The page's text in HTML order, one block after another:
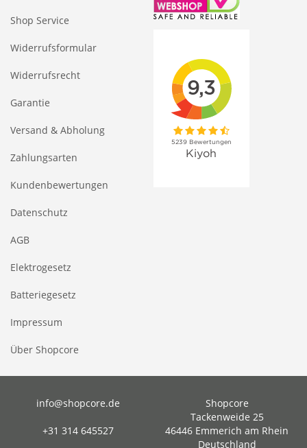
Shop Service
Widerrufsformular
Widerrufsrecht
Garantie
Versand & Abholung
Zahlungsarten
Kundenbewertungen
Datenschutz
AGB
Elektrogesetz
Batteriegesetz
Impressum
Über Shopcore
info@shopcore.de
+31 314 645527
Shopcore
Tackenweide 25
46446 Emmerich am Rhein
Deutschland